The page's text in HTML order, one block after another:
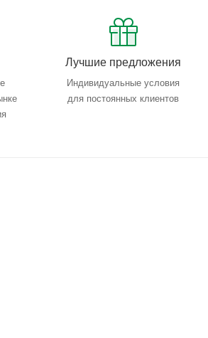
Лучшие предложения
Индивидуальные условия
для постоянных клиентов